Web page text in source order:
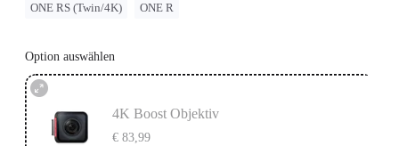
ONE RS (Twin/4K) ONE R
Option auswählen
4K Boost Objektiv
€ 83,99